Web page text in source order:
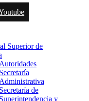
Superior de
Autoridades
Secretaría
Administrativa
Secretaría de
Superintendencia y